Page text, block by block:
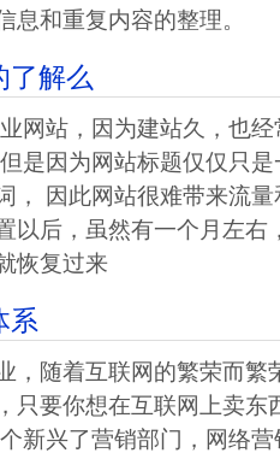
息和重复内容的整理。
了解么
站，因为建站久，也经
是因为网站标题仅仅只
， 因此网站很难带来流
以后，虽然有一个月左右
恢复过来
系
，随着互联网的繁荣而繁
只要你想在互联网上卖东
兴了营销部门，网络营